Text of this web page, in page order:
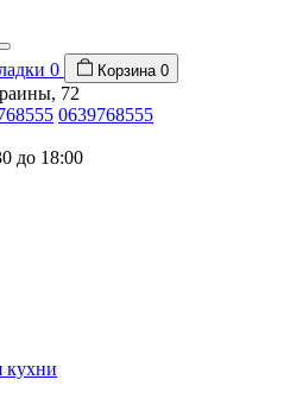
0 Корзина 0
72
0639768555
до 18:00
кухни